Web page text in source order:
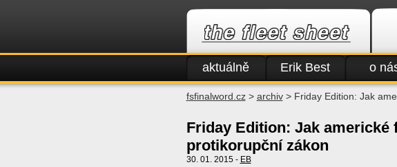
aktuálně Erik Best o
fsfinalword.cz> archiv> Friday Edition: Jak
Friday Edition: Jak
protikorupční zákon
30. 01. 2015 - EB